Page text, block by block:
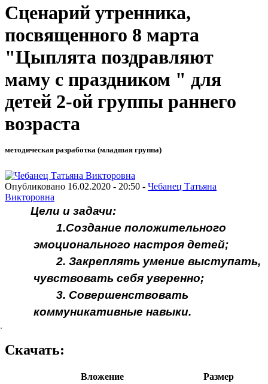
Сценарий утренника,
посвященного 8 марта
"Цыплята поздравляют
маму с праздником " для
детей 2-ой группы раннего
возраста
методическая разработка (младшая группа)
Опубликовано 16.02.2020 - 20:50 - Чебанец Татьяна
Викторовна
Цели и задачи:
1.Создание положительного
эмоционального настроя детей;
2. Закреплять умение выступать,
чувствовать себя уверенно;
3. Совершенствовать
коммуникативные навыки.
Скачать:
Вложение
Размер